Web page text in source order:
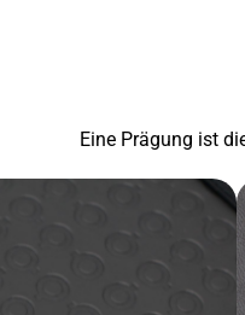
Eine Prägung ist